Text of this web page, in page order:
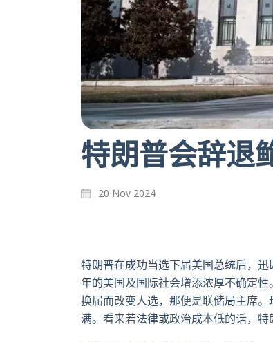
特朗普会辞退
20 Nov 2024
特朗普在成功当选下届美国总统后，
年的美国及国际社会增添浓厚不确定
换届而改变人选，那便是联储局主席
满。看来若法律或政治成本低的话，